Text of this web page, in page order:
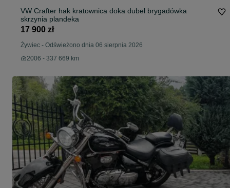
VW Crafter hak kratownica doka dubel brygadówka
skrzynia plandeka
17 900 zł
Żywiec - Odświeżono dnia 06 sierpnia 2026
2006 - 337 669 km